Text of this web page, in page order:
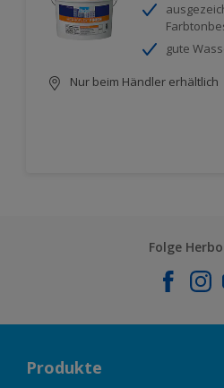
gute
Nur beim Händler erhältlich
Folge
Produkte